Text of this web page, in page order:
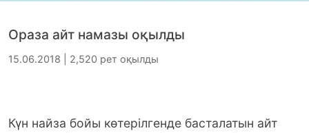
Ораза айт намазы оқылды
15.06.2018 | 2,520 рет оқылды
Күн найза бойы көтерілгенде басталатын айт